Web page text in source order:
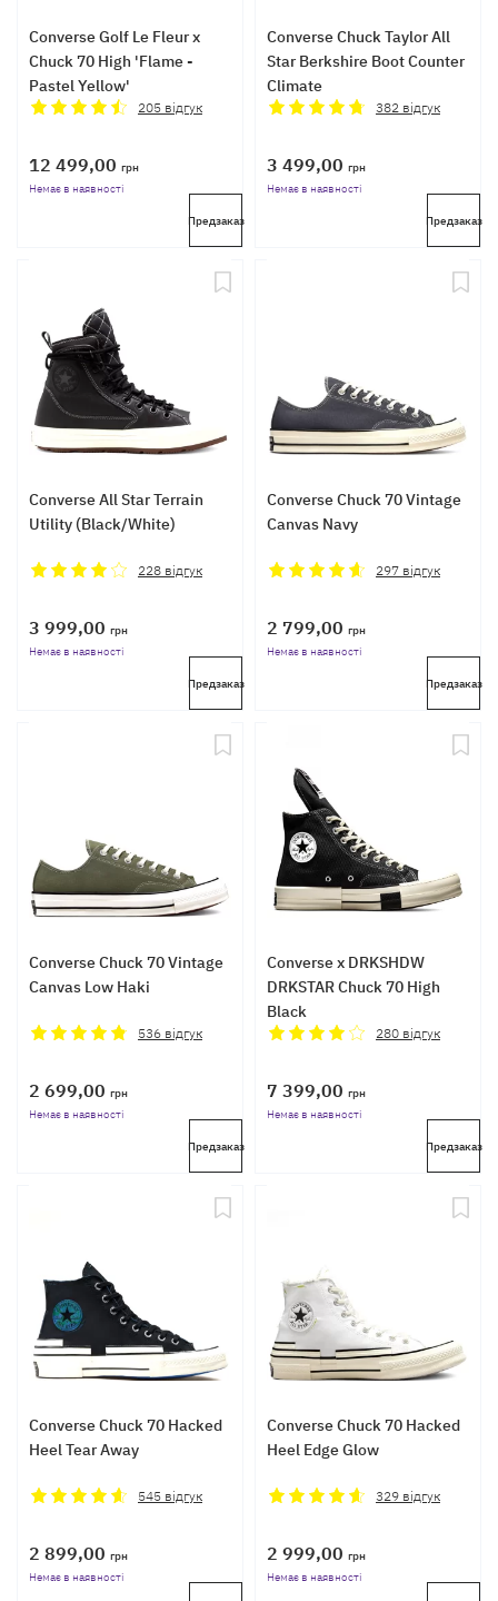
Converse Golf Le Fleur x
Chuck 70 High 'Flame -
Pastel Yellow'
205 відгук
12 499,00 грн
Немає в наявності
Предзаказ
Converse Chuck Taylor All
Star Berkshire Boot Counter
Climate
382 відгук
3 499,00 грн
Немає в наявності
Предзаказ
Converse All Star Terrain
Utility (Black/White)
228 відгук
3 999,00 грн
Немає в наявності
Предзаказ
Converse Chuck 70 Vintage
Canvas Navy
297 відгук
2 799,00 грн
Немає в наявності
Предзаказ
Converse Chuck 70 Vintage
Canvas Low Haki
536 відгук
2 699,00 грн
Немає в наявності
Предзаказ
Converse x DRKSHDW
DRKSTAR Chuck 70 High
Black
280 відгук
7 399,00 грн
Немає в наявності
Предзаказ
Converse Chuck 70 Hacked
Heel Tear Away
545 відгук
2 899,00 грн
Немає в наявності
Converse Chuck 70 Hacked
Heel Edge Glow
329 відгук
2 999,00 грн
Немає в наявності